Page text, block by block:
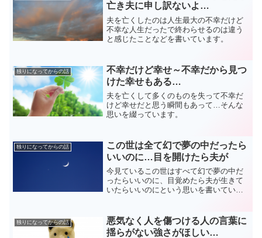
亡き夫に申し訳ないよ…
夫を亡くしたのは人生最大の不幸だけど
不幸な人生だったで終わらせるのは違う
と感じたことなどを書いています。
独りになってからの話
不幸だけど幸せ～不幸だから見つ
けた幸せもある…
夫を亡くして多くのものを失って不幸だ
けど幸せだと思う瞬間もあって…そんな
思いを綴っています。
独りになってからの話
この世は全て幻で夢の中だったら
いいのに…目を開けたら夫が
今見ているこの世はすべて幻で夢の中だ
ったらいいのに、目覚めたら夫が生きて
いたらいいのにという思いを書いていま
独りになってからの話
悪気なく人を傷つける人の言葉に
揺らがない強さがほしい…